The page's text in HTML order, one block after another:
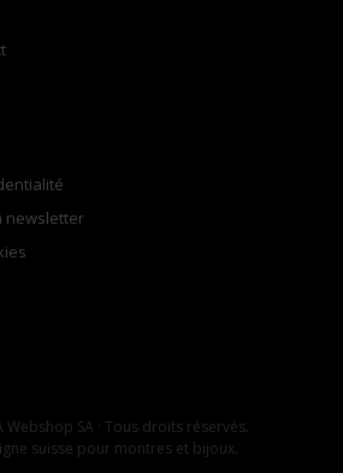
newsletter
Webshop SA · Tous droits réservés.
suisse pour montres et bijoux.